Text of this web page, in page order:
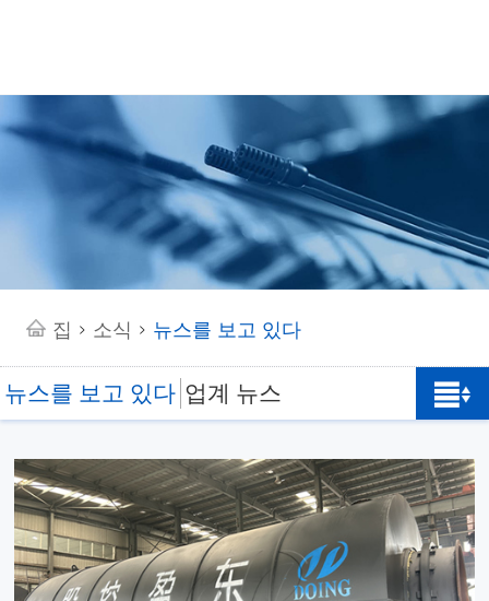
집 > 소식 > 뉴스를 보고 있다
뉴스를 보고 있다 업계 뉴스